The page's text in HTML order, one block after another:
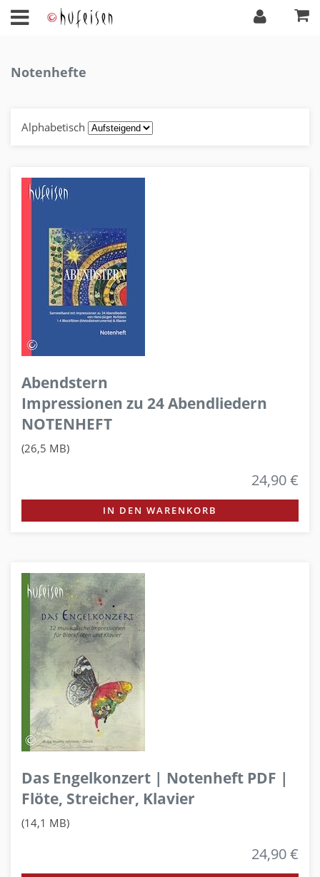
Notenhefte
Alphabetisch
Abendstern
Impressionen zu 24 Abendliedern
NOTENHEFT
(26,5 MB)
24,90 €
IN DEN WARENKORB
Das Engelkonzert | Notenheft PDF |
Flöte, Streicher, Klavier
(14,1 MB)
24,90 €